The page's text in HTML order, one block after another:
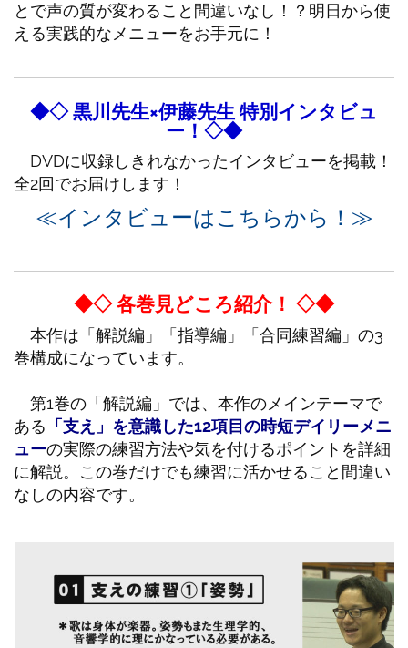
とで声の質が変わること間違いなし！？明日から使
える実践的なメニューをお手元に！
◆◇ 黒川先生×伊藤先生 特別インタビュ
ー！◇◆
DVDに収録しきれなかったインタビューを掲載！
全2回でお届けします！
≪インタビューはこちらから！≫
◆◇ 各巻見どころ紹介！ ◇◆
本作は「解説編」「指導編」「合同練習編」の3
巻構成になっています。
第1巻の「解説編」では、本作のメインテーマで
ある 「支え」を意識した12項目の時短デイリーメニ
ューの実際の練習方法や気を付けるポイントを詳細
に解説。この巻だけでも練習に活かせること間違い
なしの内容です。